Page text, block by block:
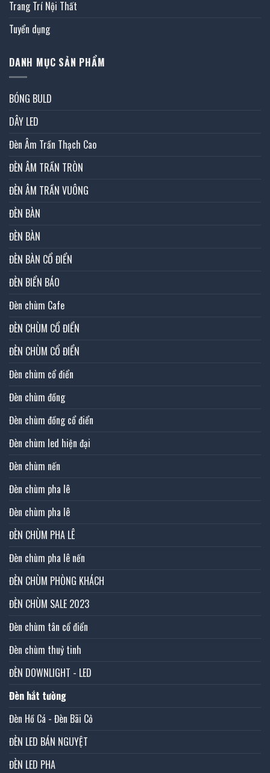
Trang Trí Nội Thất
Tuyển dụng
DANH MỤC SẢN PHẨM
BÓNG BULD
DÂY LED
Đèn Âm Trần Thạch Cao
ĐÈN ÂM TRẦN TRÒN
ĐÈN ÂM TRẦN VUÔNG
ĐÈN BÀN
ĐÈN BÀN
ĐÈN BÀN CỔ ĐIỂN
ĐÈN BIỂN BÁO
Đèn chùm Cafe
ĐÈN CHÙM CỔ ĐIỂN
ĐÈN CHÙM CỔ ĐIỂN
Đèn chùm cổ điển
Đèn chùm đồng
Đèn chùm đồng cổ điển
Đèn chùm led hiện đại
Đèn chùm nến
Đèn chùm pha lê
Đèn chùm pha lê
ĐÈN CHÙM PHA LÊ
Đèn chùm pha lê nến
ĐÈN CHÙM PHÒNG KHÁCH
ĐÈN CHÙM SALE 2023
Đèn chùm tân cổ điển
Đèn chùm thuỷ tinh
ĐÈN DOWNLIGHT - LED
Đèn hắt tường
Đèn Hồ Cá - Đèn Bãi Cỏ
ĐÈN LED BÁN NGUYỆT
ĐÈN LED PHA